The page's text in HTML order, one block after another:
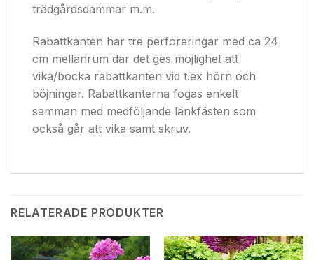
trädgårdsdammar m.m.
Rabattkanten har tre perforeringar med ca 24
cm mellanrum där det ges möjlighet att
vika/bocka rabattkanten vid t.ex hörn och
böjningar. Rabattkanterna fogas enkelt
samman med medföljande länkfästen som
också går att vika samt skruv.
RELATERADE PRODUKTER